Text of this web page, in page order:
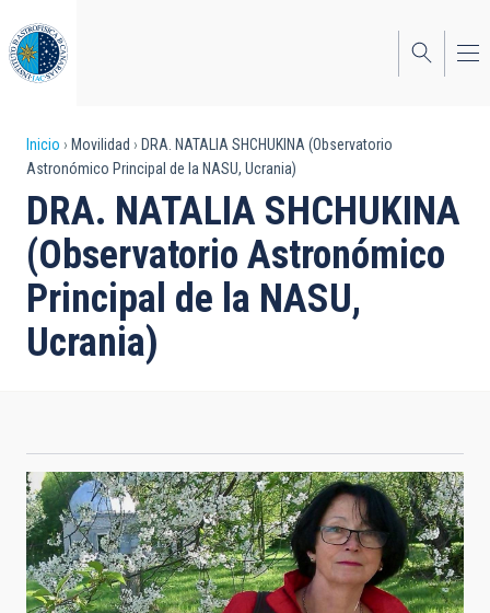
al
contenido
principal
Sobrescribir
enlaces
de
ayuda
a
la
Inicio Movilidad
DRA. NATALIA SHCHUKINA (Observatorio
Astronómico Principal de la NASU, Ucrania)
DRA. NATALIA SHCHUKINA
(Observatorio Astronómico
Principal de la NASU,
Ucrania)